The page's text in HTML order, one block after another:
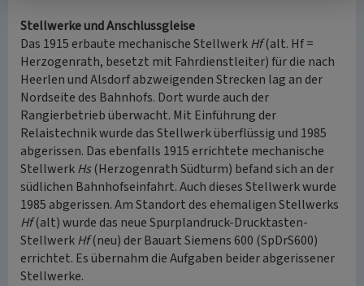
Stellwerke und Anschlussgleise
Das 1915 erbaute mechanische StellwerkHf(alt. Hf =
Herzogenrath, besetzt mit Fahrdienstleiter) für die nach
Heerlen und Alsdorf abzweigenden Strecken lag an der
Nordseite des Bahnhofs. Dort wurde auch der
Rangierbetrieb überwacht. Mit Einführung der
Relaistechnik wurde das Stellwerk überflüssig und 1985
abgerissen. Das ebenfalls 1915 errichtete mechanische
StellwerkHs(Herzogenrath Südturm) befand sich an der
südlichen Bahnhofseinfahrt. Auch dieses Stellwerk wurde
1985 abgerissen. Am Standort des ehemaligen Stellwerks
Hf(alt) wurde das neue Spurplandruck-Drucktasten-
StellwerkHf(neu) der Bauart Siemens 600 (SpDrS600)
errichtet. Es übernahm die Aufgaben beider abgerissener
Stellwerke.